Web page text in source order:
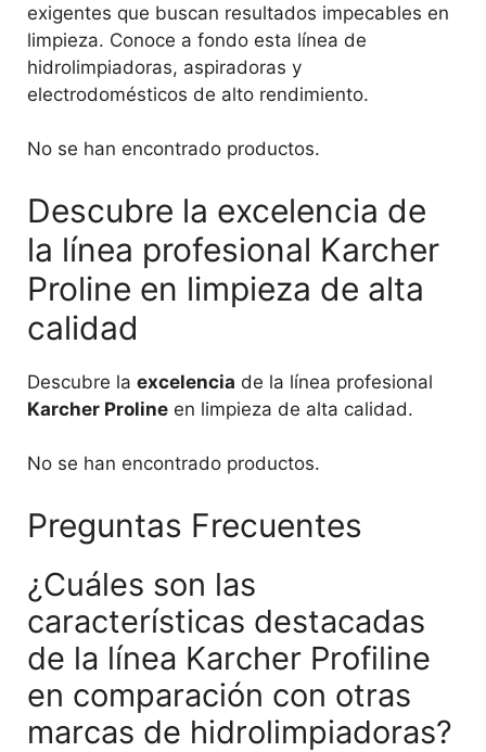
exigentes que buscan resultados impecables en
limpieza. Conoce a fondo esta línea de
hidrolimpiadoras, aspiradoras y
electrodomésticos de alto rendimiento.
No se han encontrado productos.
Descubre la excelencia de
la línea profesional Karcher
Proline en limpieza de alta
calidad
Descubre la excelencia de la línea profesional
Karcher Proline en limpieza de alta calidad.
No se han encontrado productos.
Preguntas Frecuentes
¿Cuáles son las
características destacadas
de la línea Karcher Profiline
en comparación con otras
marcas de hidrolimpiadoras?